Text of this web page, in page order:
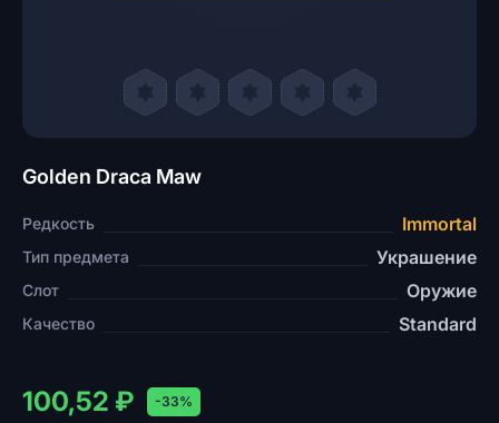
Golden Draca Maw
Редкость Immortal
Тип предмета Украшение
Слот Оружие
Качество Standard
100,52 ₽ -33%